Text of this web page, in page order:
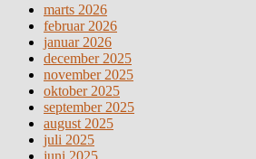
marts 2026
februar 2026
januar 2026
december 2025
november 2025
oktober 2025
september 2025
august 2025
juli 2025
juni 2025